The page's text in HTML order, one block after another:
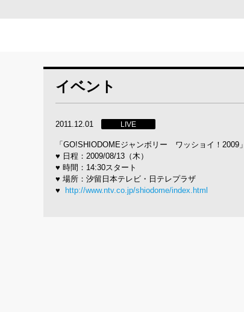
イベント
2011.12.01 LIVE
「GO!SHIODOMEジャンボリー ワッショイ！2009」
♥ 日程：2009/08/13（木）
♥ 時間：14:30スタート
♥ 場所：汐留日本テレビ・日テレプラザ
♥
http://www.ntv.co.jp/shiodome/index.html